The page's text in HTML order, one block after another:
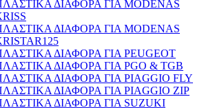
ΔΙΑΦΟΡΑ ΓΙΑ MODENAS
ΔΙΑΦΟΡΑ ΓΙΑ MODENAS
ΔΙΑΦΟΡΑ ΓΙΑ PEUGEOT
ΔΙΑΦΟΡΑ ΓΙΑ PGO & TGB
ΔΙΑΦΟΡΑ ΓΙΑ PIAGGIO FLY
ΔΙΑΦΟΡΑ ΓΙΑ PIAGGIO ZIP
ΔΙΑΦΟΡΑ ΓΙΑ SUZUKI